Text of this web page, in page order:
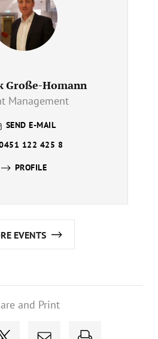
Große-Homann
Management
SEND E-MAIL
122 425 8
PROFILE
EVENTS
and Print